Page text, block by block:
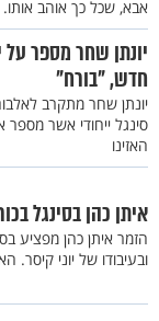
אבא, שכל כך אוהב אותו.
יונתן שחר מספר על
חדש, "בורח"
יונתן שחר מתקרב
סינגל ייחודי אשר מספר
האזינו
איתן כהן בסינגל
הזמר איתן כהן מפציע
ובעיבודו של יוני קיסר.